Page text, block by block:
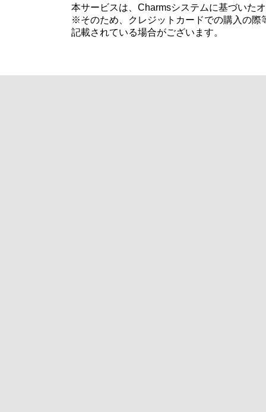
本サービスは、Charmsシステムに基づいた
※そのため、クレジットカードでの購入の際
記載されている場合がございます。